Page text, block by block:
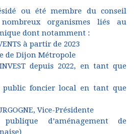
ou été membre du conseil
organismes liés au
dont notamment :
à partir de 2023
de Dijon Métropole
INVEST depuis 2022, en tant que
public foncier local en tant que
Vice-Présidente
d’aménagement de